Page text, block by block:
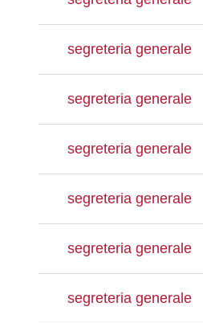
segreteria generale
segreteria generale
segreteria generale
segreteria generale
segreteria generale
segreteria generale